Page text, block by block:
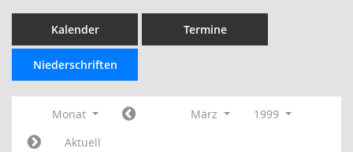
Kalender Termine
Niederschriften
Monat März
1999
Aktuell